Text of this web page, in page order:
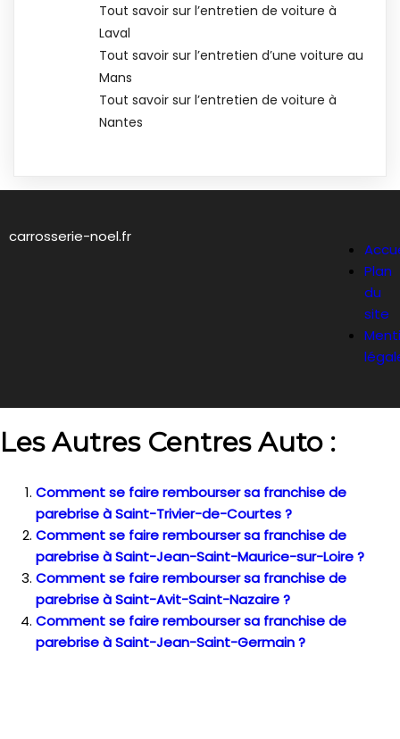
Tout savoir sur l’entretien de voiture à
Laval
Tout savoir sur l’entretien d’une voiture au
Mans
Tout savoir sur l’entretien de voiture à
Nantes
carrosserie-noel.fr
Plan
du
site
Les Autres Centres Auto :
Comment se faire rembourser sa franchise de
parebrise à Saint-Trivier-de-Courtes ?
Comment se faire rembourser sa franchise de
parebrise à Saint-Jean-Saint-Maurice-sur-Loire ?
Comment se faire rembourser sa franchise de
parebrise à Saint-Avit-Saint-Nazaire ?
Comment se faire rembourser sa franchise de
parebrise à Saint-Jean-Saint-Germain ?